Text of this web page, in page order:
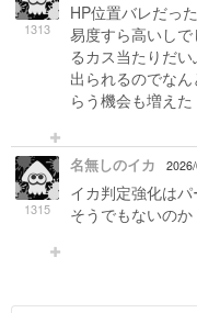
1313
HP位置バレだっ
易度すら高いし
るカス当たりだ
出られるのでな
らう機会も増えた
1315
名無しのイカ
イカ判定強化は
そうでもないのか